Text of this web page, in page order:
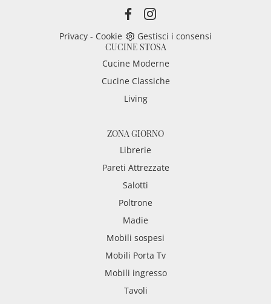
Privacy - Cookie
Gestisci i consensi
CUCINE STOSA
Cucine Moderne
Cucine Classiche
Living
ZONA GIORNO
Librerie
Pareti Attrezzate
Salotti
Poltrone
Madie
Mobili sospesi
Mobili Porta Tv
Mobili ingresso
Tavoli